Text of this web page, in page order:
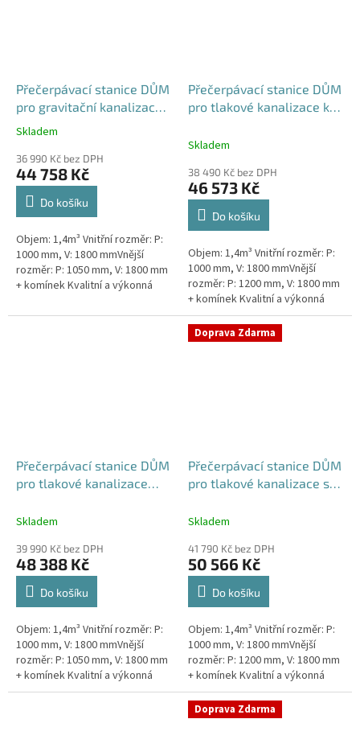
Přečerpávací stanice DŮM
pro gravitační kanalizace
samonosná - nádrž 1,4m3
Průměrné
produktu
je
5,0
hvězdiček.
Skladem
36 990 Kč bez DPH
44 758 Kč
Do košíku
Objem: 1,4m³ Vnitřní rozměr: P:
1000 mm, V: 1800 mmVnější
rozměr: P: 1050 mm, V: 1800 mm
+ komínek Kvalitní a výkonná
rodinným domům,
Přečerpávací stanice DŮM
pro tlakové kanalizace k
Skladem
38 490 Kč bez DPH
46 573 Kč
Do košíku
Objem: 1,4m³ Vnitřní rozměr: P:
1000 mm, V: 1800 mmVnější
rozměr: P: 1200 mm, V: 1800 mm
+ komínek Kvalitní a výkonná
přečerpávací stanice k
rodinným domům,
provozovnám,...
Přečerpávací stanice DŮM
pro tlakové kanalizace
Skladem
39 990 Kč bez DPH
48 388 Kč
Do košíku
Objem: 1,4m³ Vnitřní rozměr: P:
1000 mm, V: 1800 mmVnější
rozměr: P: 1050 mm, V: 1800 mm
+ komínek Kvalitní a výkonná
přečerpávací stanice k
Doprava Zdarma
Přečerpávací stanice DŮM
pro tlakové kanalizace se
obetonování - nádrž 1,4m3
Skladem
41 790 Kč bez DPH
50 566 Kč
Do košíku
Objem: 1,4m³ Vnitřní rozměr: P:
1000 mm, V: 1800 mmVnější
rozměr: P: 1200 mm, V: 1800 mm
+ komínek Kvalitní a výkonná
přečerpávací stanice k
rodinným domům,
provozovnám,...
Doprava Zdarma